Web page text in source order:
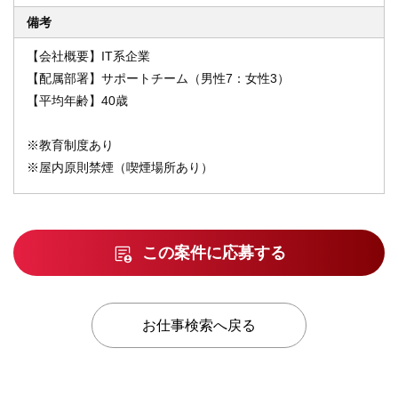
備考
【会社概要】IT系企業
【配属部署】サポートチーム（男性7：女性3）
【平均年齢】40歳
※教育制度あり
※屋内原則禁煙（喫煙場所あり）
この案件に応募する
お仕事検索へ戻る